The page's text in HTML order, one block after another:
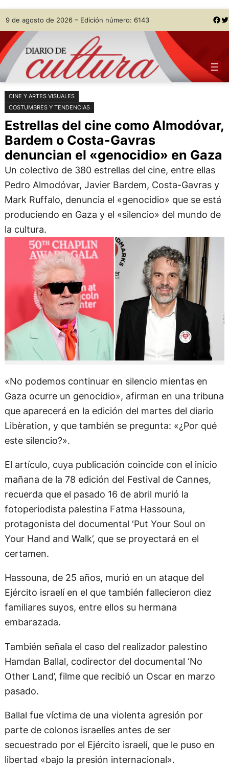
Saltar
al
contenido
Skip
to
content
9 de agosto de 2026 – Edición número: 6143 Facebook Twitter
CINE Y ARTES VISUALES
COSTUMBRES Y TENDENCIAS
Estrellas del cine como Almodóvar,
Bardem o Costa-Gavras
denuncian el «genocidio» en Gaza
Un colectivo de 380 estrellas del cine, entre ellas
Pedro Almodóvar, Javier Bardem, Costa-Gavras y
Mark Ruffalo, denuncia el «genocidio» que se está
produciendo en Gaza y el «silencio» del mundo de
la cultura.
«No podemos continuar en silencio mientas en
Gaza ocurre un genocidio», afirman en una tribuna
que aparecerá en la edición del martes del diario
Libèration, y que también se pregunta: «¿Por qué
este silencio?».
El artículo, cuya publicación coincide con el inicio
mañana de la 78 edición del Festival de Cannes,
recuerda que el pasado 16 de abril murió la
fotoperiodista palestina Fatma Hassouna,
protagonista del documental ‘Put Your Soul on
Your Hand and Walk’, que se proyectará en el
certamen.
Hassouna, de 25 años, murió en un ataque del
Ejército israelí en el que también fallecieron diez
familiares suyos, entre ellos su hermana
embarazada.
También señala el caso del realizador palestino
Hamdan Ballal, codirector del documental ‘No
Other Land’, filme que recibió un Oscar en marzo
pasado.
Ballal fue víctima de una violenta agresión por
parte de colonos israelíes antes de ser
secuestrado por el Ejército israelí, que le puso en
libertad «bajo la presión internacional».